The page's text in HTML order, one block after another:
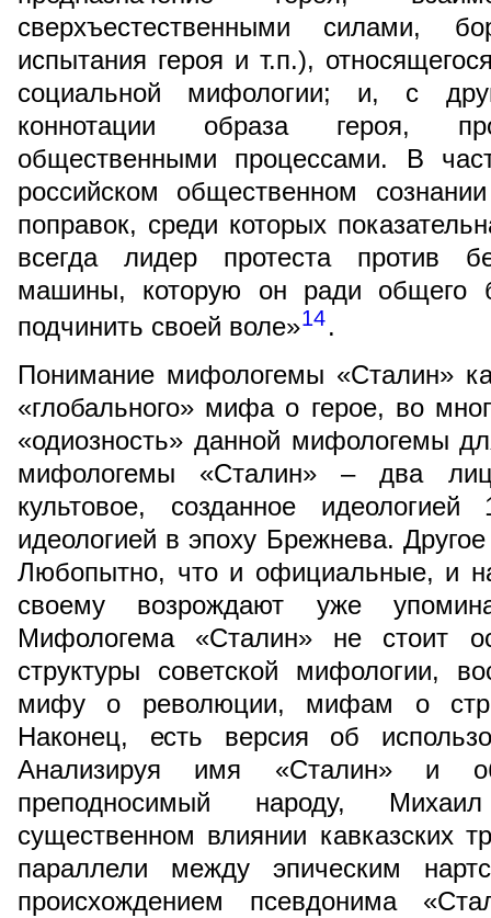
сверхъестественными силами,
испытания героя и т.п.),
социальной мифологии; и, с
коннотации образа героя,
общественными процессами. В
российском общественном
поправок, среди которых
всегда лидер протеста против
машины, которую он ради общего
подчинить своей воле»14.
Понимание мифологемы «Сталин»
«глобального» мифа о герое, во
«одиозность» данной мифологемы
мифологемы «Сталин» – два
культовое, созданное
идеологией в эпоху Брежнева.
Любопытно, что и официальные, и
своему возрождают уже
Мифологема «Сталин» не стоит
структуры советской мифологии,
мифу о революции, мифам о
Наконец, есть версия об
Анализируя имя «Сталин» и
преподносимый народу,
существенном влиянии кавказских
параллели между эпическим
происхождением псевдонима